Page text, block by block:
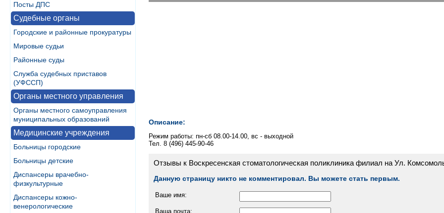
Посты ДПС
Судебные органы
Городские и районные прокуратуры
Мировые судьи
Районные суды
Служба судебных приставов
(УФССП)
Органы местного управления
Органы местного самоуправления
муниципальных образований
Медицинские учреждения
Больницы городские
Больницы детские
Диспансеры врачебно-
физкультурные
Диспансеры кожно-
венерологические
Описание:
Режим работы: пн-сб 08.00-14.00, вс - выходной
Тел. 8 (496) 445-90-46
Отзывы к Воскресенская стоматологическая поликлиника филиал на Ул.
Данную страницу никто не комментировал. Вы можете стать первым.
Ваше имя:
Ваша почта: